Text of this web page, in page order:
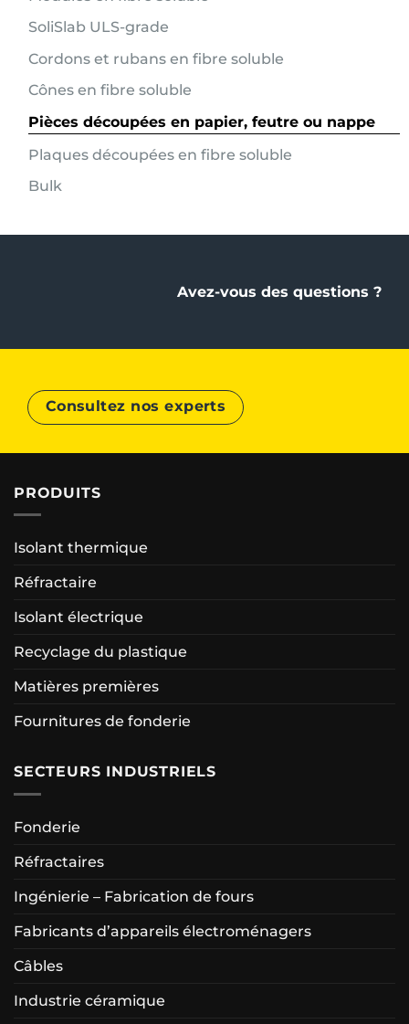
SoliSlab ULS-grade
Cordons et rubans en fibre soluble
Cônes en fibre soluble
Pièces découpées en papier, feutre ou nappe
Plaques découpées en fibre soluble
Bulk
Avez-vous des questions ?
Consultez nos experts
PRODUITS
Isolant thermique
Réfractaire
Isolant électrique
Recyclage du plastique
Matières premières
Fournitures de fonderie
SECTEURS INDUSTRIELS
Fonderie
Réfractaires
Ingénierie – Fabrication de fours
Fabricants d’appareils électroménagers
Câbles
Industrie céramique